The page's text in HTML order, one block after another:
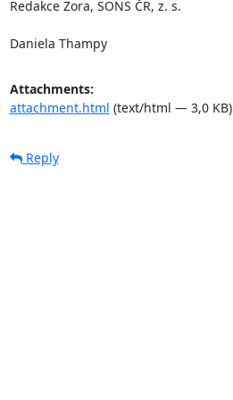
Redakce Zora, SONS ČR, z. s.
Daniela Thampy
Attachments:
attachment.html (text/html — 3,0 KB)
Reply